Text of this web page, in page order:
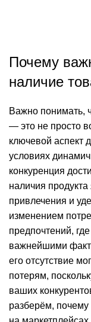
Почему
наличие
Важно понимать,
— это не просто
ключевой аспект
условиях
конкуренция
наличия
привлечения и
изменением
предпочтений,
важнейшими
его отсутствие
потерям,
ваших
разберём,